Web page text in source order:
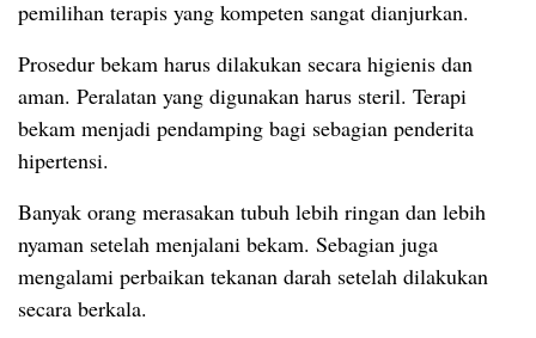
pemilihan terapis yang kompeten sangat dianjurkan.
Prosedur bekam harus dilakukan secara higienis dan
aman. Peralatan yang digunakan harus steril. Terapi
bekam menjadi pendamping bagi sebagian penderita
hipertensi.
Banyak orang merasakan tubuh lebih ringan dan lebih
nyaman setelah menjalani bekam. Sebagian juga
mengalami perbaikan tekanan darah setelah dilakukan
secara berkala.